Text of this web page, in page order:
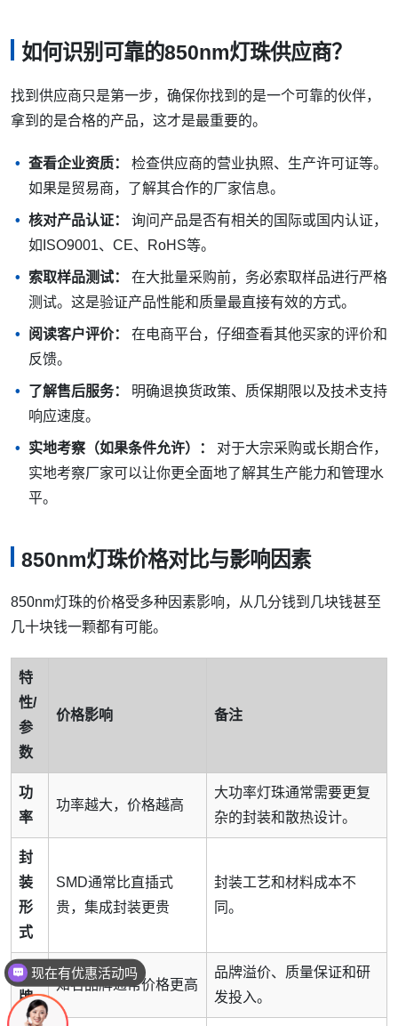
如何识别可靠的850nm灯珠供应商？
找到供应商只是第一步，确保你找到的是一个可靠的伙伴，
拿到的是合格的产品，这才是最重要的。
查看企业资质：
检查供应商的营业执照、生产许可证等。
如果是贸易商，了解其合作的厂家信息。
核对产品认证：
询问产品是否有相关的国际或国内认证，
如ISO9001、CE、RoHS等。
索取样品测试：
在大批量采购前，务必索取样品进行严格
测试。这是验证产品性能和质量最直接有效的方式。
阅读客户评价：
在电商平台，仔细查看其他买家的评价和
反馈。
了解售后服务：
明确退换货政策、质保期限以及技术支持
响应速度。
实地考察（如果条件允许）：
对于大宗采购或长期合作，
实地考察厂家可以让你更全面地了解其生产能力和管理水
平。
850nm灯珠价格对比与影响因素
850nm灯珠的价格受多种因素影响，从几分钱到几块钱甚至
几十块钱一颗都有可能。
特
性/
参
数
价格影响 备注
功
率
功率越大，价格越高
大功率灯珠通常需要更复
杂的封装和散热设计。
封
装
形
式
SMD通常比直插式
贵，集成封装更贵
封装工艺和材料成本不
同。
品
牌
知名品牌通常价格更高
品牌溢价、质量保证和研
发投入。
现在有优惠活动吗